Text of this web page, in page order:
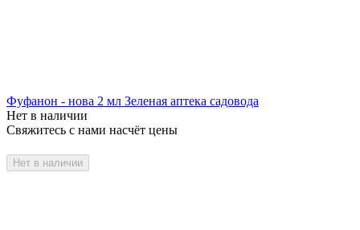
Фуфанон - нова 2 мл Зеленая аптека садовода
Нет в наличии
Свяжитесь с нами насчёт цены
Нет в наличии